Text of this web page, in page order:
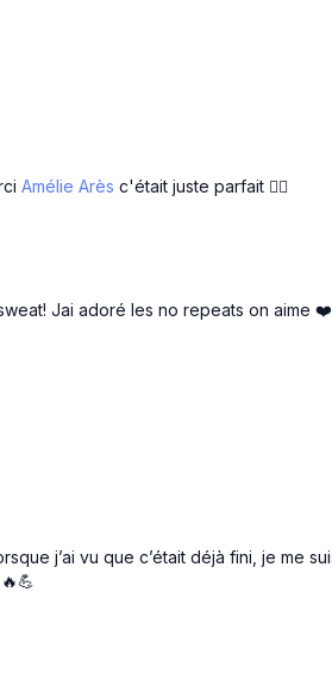
Amélie Arès c'était juste parfait 👌🏻
Jai adoré les no repeats on aime ❤️
j’ai vu que c’était déjà fini, je me